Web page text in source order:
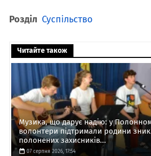
Розділ Суспільство
Читайте також
Музика, що дарує надію: у
волонтери підтримали родини
полонених захисників...
07 серпня 2026, 17:54